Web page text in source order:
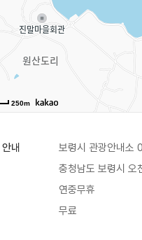
250m
내 보령시 관광안내
충청남도 보령시 오
연중무휴
무료